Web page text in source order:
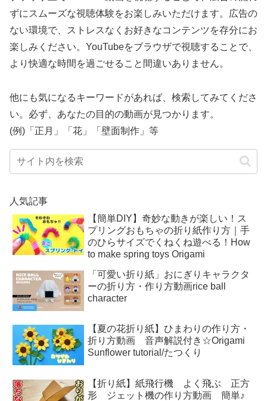
ずにスムーズな視聴体験をお楽しみいただけます。広告の
ない環境で、ストレスなくお好きなコンテンツを存分にお
楽しみください。YouTubeをブラウザで視聴することで、
より快適な時間を過ごせること間違いありません。
他にも気になるキーワードがあれば、検索してみてくださ
い。必ず、あなたの目的の動画が見つかります。
(例)「正月」「花」「壁面制作」等
人気記事
【簡単DIY】奇妙な動きが楽しい！ス
プリングおもちゃの折り紙作り方｜手
のひらサイズでくねくね遊べる！How
to make spring toys Origami
「可愛い折り紙」おにぎりキャラクタ
ーの折り方・作り方動画rice ball
character
【夏の花折り紙】ひまわりの作り方・
折り方動画 音声解説付き☆Origami
Sunflower tutorial/たつくり
【折り紙】紙飛行機 よく飛ぶ 正方
形 ジェット機の作り方動画 簡単♪